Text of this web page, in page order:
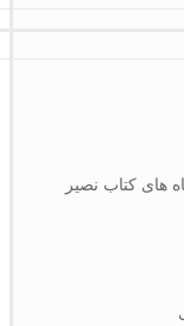
های کتاب نصیر